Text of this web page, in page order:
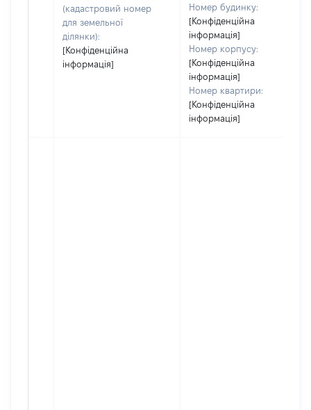
(кадастровий номер
для земельної
ділянки):
[Конфіденційна
інформація]
Номер будинку:
[Конфіденційна
інформація]
Номер корпусу:
[Конфіденційна
інформація]
Номер квартири:
[Конфіденційна
інформація]